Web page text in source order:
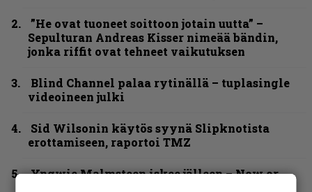
”He ovat tuoneet soittoon jotain uutta” –
Sepulturan Andreas Kisser nimeää bändin,
jonka riffit ovat tehneet vaikutuksen
Blind Channel palaa rytinällä – tuplasingle
videoineen julki
Sid Wilsonin käytös syynä Slipknotista
erottamiseen, raportoi TMZ
Yngwie Malmsteen iskee jälleen – Now or